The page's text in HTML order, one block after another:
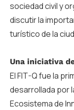
sociedad civil y
discutir la
turístico de la
Una iniciativa
El FIT-Q fue la
desarrollada por
Ecosistema de